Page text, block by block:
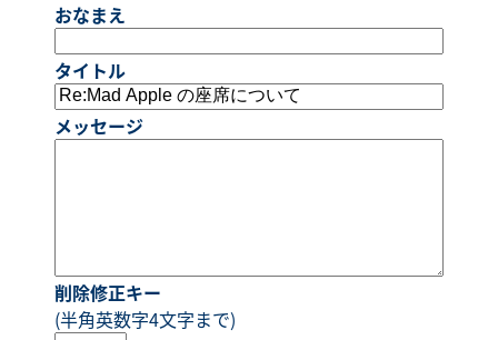
おなまえ
タイトル
メッセージ
削除修正キー
(半角英数字4文字まで)